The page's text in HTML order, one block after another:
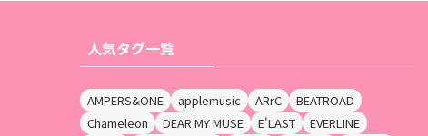
人気タグ一覧
AMPERS&ONE applemusic ARrC
BEATROAD
Chameleon
DEAR MY MUSE E'LAST EVERLINE